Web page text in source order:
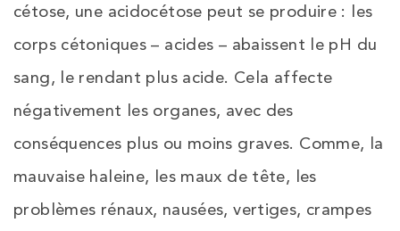
cétose, une acidocétose peut se produire : les
corps cétoniques – acides – abaissent le pH du
sang, le rendant plus acide. Cela affecte
négativement les organes, avec des
conséquences plus ou moins graves. Comme, la
mauvaise haleine, les maux de tête, les
problèmes rénaux, nausées, vertiges, crampes